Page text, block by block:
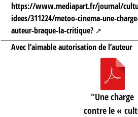
https://www.mediapart.fr/journal/
idees/311224/metoo-cinema-une-
auteur-braque-la-critique?
Avec l’aimable autorisation de l’auteur
"Une charge
contre le «